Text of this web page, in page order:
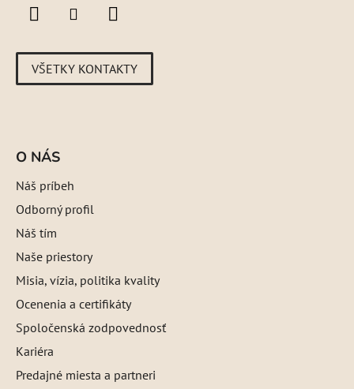
VŠETKY KONTAKTY
O NÁS
Náš príbeh
Odborný profil
Náš tím
Naše priestory
Misia, vízia, politika kvality
Ocenenia a certifikáty
Spoločenská zodpovednosť
Kariéra
Predajné miesta a partneri